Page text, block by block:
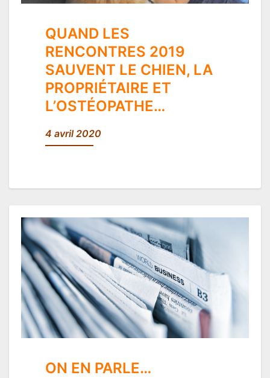
QUAND LES
RENCONTRES 2019
SAUVENT LE CHIEN, LA
PROPRIÉTAIRE ET
L’OSTÉOPATHE…
4 avril 2020
ON EN PARLE…